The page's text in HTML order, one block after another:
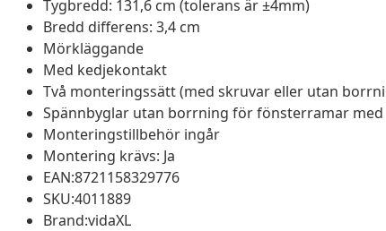
Tygbredd: 131,6 cm (tolerans är ±4mm)
Bredd differens: 3,4 cm
Mörkläggande
Med kedjekontakt
Två monteringssätt (med skruvar eller utan
Spännbyglar utan borrning för fönsterramar med
Monteringstillbehör ingår
Montering krävs: Ja
EAN:8721158329776
SKU:4011889
Brand:vidaXL